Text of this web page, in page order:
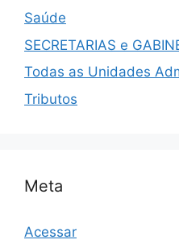
Saúde
SECRETARIAS e
Todas as Unidades
Tributos
Meta
Acessar